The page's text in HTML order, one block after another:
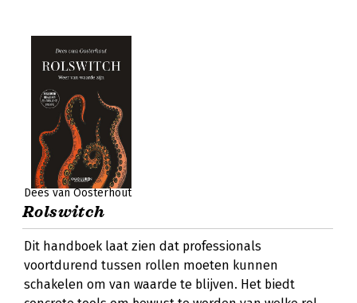
Dees van Oosterhout
Rolswitch
Dit handboek laat zien dat professionals
voortdurend tussen rollen moeten kunnen
schakelen om van waarde te blijven. Het biedt